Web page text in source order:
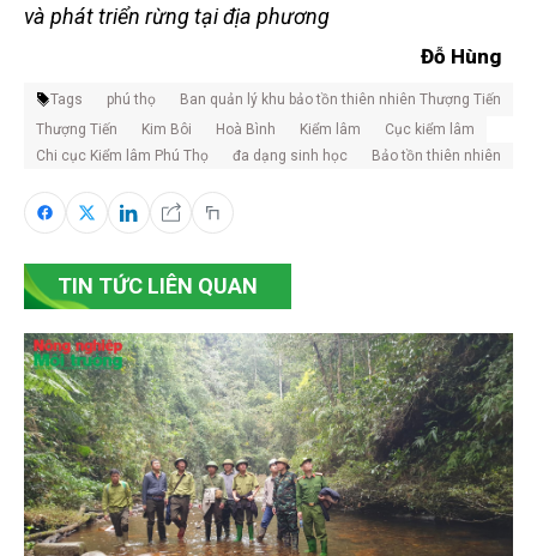
và phát triển rừng tại địa phương
Đỗ Hùng
Tags phú thọ
Ban quản lý khu bảo tồn thiên nhiên Thượng Tiến
Thượng Tiến
Kim Bôi Hoà Bình Kiểm lâm
Cục kiểm lâm
Chi cục Kiểm lâm Phú Thọ
đa dạng sinh học Bảo tồn thiên nhiên
TIN TỨC LIÊN QUAN